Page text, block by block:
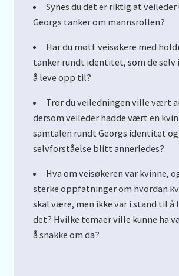
Synes du det er riktig at
Georgs tanker om mannsrollen?
Har du møtt veisøkere med
tanker rundt identitet, som de selv
å leve opp til?
Tror du veiledningen ville vært
dersom veileder hadde vært en
samtalen rundt Georgs identitet og
selvforståelse blitt annerledes?
Hva om veisøkeren var kvinne,
sterke oppfatninger om hvordan
skal være, men ikke var i stand til å
det? Hvilke temaer ville kunne ha
å snakke om da?